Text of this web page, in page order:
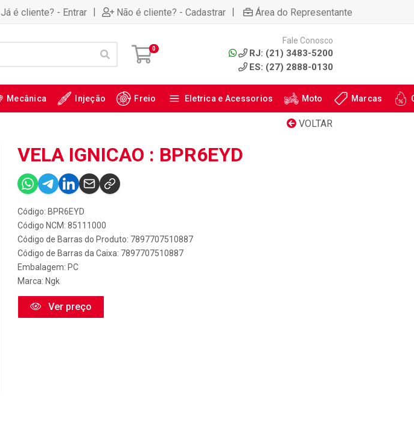
Já é cliente? - Entrar | Não é cliente? - Cadastrar | Área do Representante
0
Fale Conosco
RJ: (21) 3483-5200
ES: (27) 2888-0130
Mecânica Injeção Freio Eletrica e Acessorios Moto Marcas
VOLTAR
VELA IGNICAO : BPR6EYD
Código: BPR6EYD
Código NCM: 85111000
Código de Barras do Produto: 7897707510887
Código de Barras da Caixa: 7897707510887
Embalagem: PC
Marca: Ngk
Ver preço